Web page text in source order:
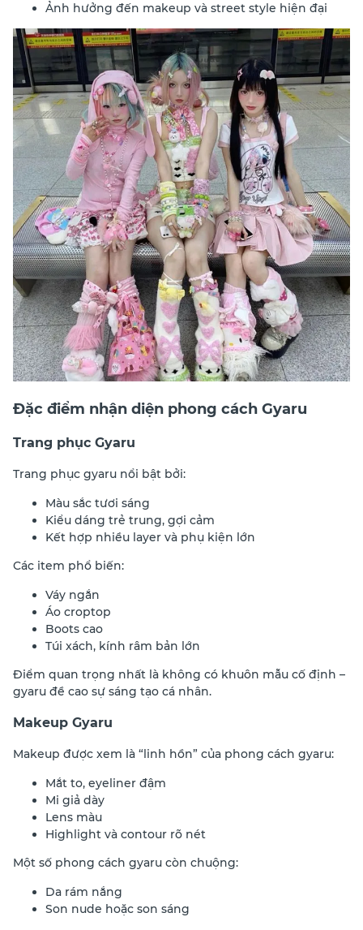
Ảnh hưởng đến makeup và street style hiện đại
Đặc điểm nhận diện phong cách Gyaru
Trang phục Gyaru
Trang phục gyaru nổi bật bởi:
Màu sắc tươi sáng
Kiểu dáng trẻ trung, gợi cảm
Kết hợp nhiều layer và phụ kiện lớn
Các item phổ biến:
Váy ngắn
Áo croptop
Boots cao
Túi xách, kính râm bản lớn
Điểm quan trọng nhất là không có khuôn mẫu cố định –
gyaru đề cao sự sáng tạo cá nhân.
Makeup Gyaru
Makeup được xem là “linh hồn” của phong cách gyaru:
Mắt to, eyeliner đậm
Mi giả dày
Lens màu
Highlight và contour rõ nét
Một số phong cách gyaru còn chuộng:
Da rám nắng
Son nude hoặc son sáng